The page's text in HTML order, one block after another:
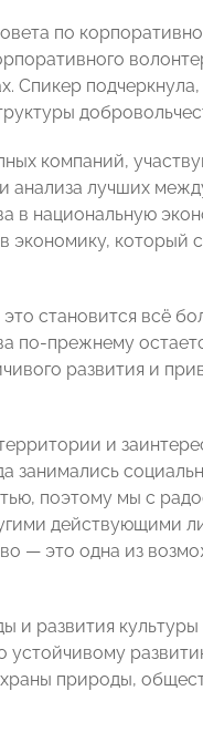
по
Спикер
компаний,
лучших
в национальную
экономику,
становится всё
по-прежнему
развития и
и
поэтому мы с
действующими
— это одна из
развития культуры
природы,